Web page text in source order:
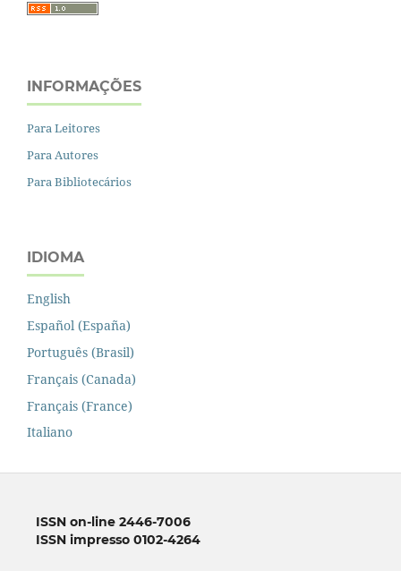
INFORMAÇÕES
Para Leitores
Para Autores
Para Bibliotecários
IDIOMA
English
Español (España)
Português (Brasil)
Français (Canada)
Français (France)
Italiano
ISSN on-line 2446-7006
ISSN impresso 0102-4264